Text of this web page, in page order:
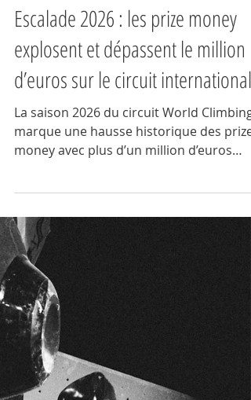
GrimpActu
Société
Escalade 2026 : les prize money
explosent et dépassent le million
d’euros sur le circuit international
La saison 2026 du circuit World Climbing
money avec plus d’un million d’euros
distribués sur le circuit international
d’escalade. Les dotations par épreuve
passent à 20 000 €, en forte
par rapport à 2024. Malgré cette
progression, la majorité des grimpeurs
reste dans une situation économique
fragile, souvent contrainte de cumuler
études ou emploi pour poursuivre sa